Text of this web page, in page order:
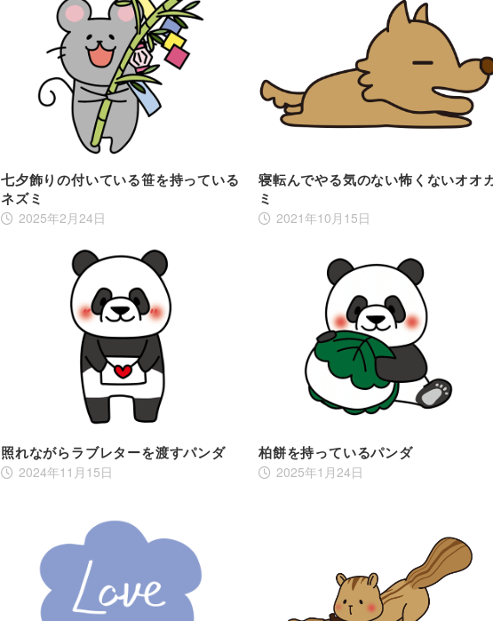
七夕飾りの付いている笹を持っている
ネズミ
2025年2月24日
寝転んでやる気のない怖くないオオ
ミ
2021年10月15日
照れながらラブレターを渡すパンダ
2024年11月15日
柏餅を持っているパンダ
2025年1月24日